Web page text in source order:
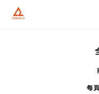
每